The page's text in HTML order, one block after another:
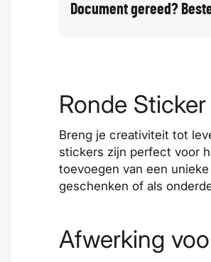
Document gereed?
Ronde
Breng je creativiteit tot
stickers zijn perfect voor
toevoegen van een
geschenken of als
Afwerking